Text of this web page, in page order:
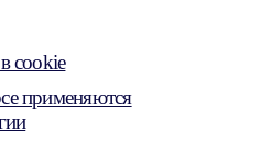
cookie
применяются